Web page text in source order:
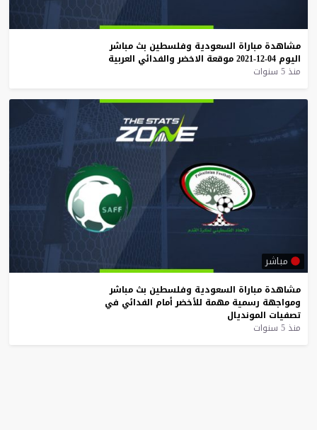
مشاهدة مباراة السعودية وفلسطين بث مباشر
اليوم 04-12-2021 موقعة الاخضر والفدائي العربية
منذ 5 سنوات
مباشر
مشاهدة مباراة السعودية وفلسطين بث مباشر
ومواجهة رسمية مهمة للأخضر أمام الفدائي في
تصفيات المونديال
منذ 5 سنوات